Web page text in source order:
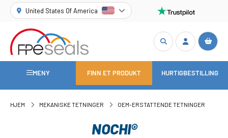
United States Of America
MENY FINN ET PRODUKT HURTIGBESTILLING
HJEM MEKANISKE TETNINGER OEM-ERSTATTENDE TETNINGER
NOCHI®